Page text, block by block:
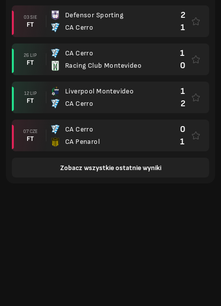
03 SIE
FT
Defensor Sporting
CA Cerro
2
1
26 LIP
FT
CA Cerro
Racing Club Montevideo
1
0
12 LIP
FT
Liverpool Montevideo
CA Cerro
1
2
07 CZE
FT
CA Cerro
CA Penarol
0
1
Zobacz wszystkie ostatnie wyniki